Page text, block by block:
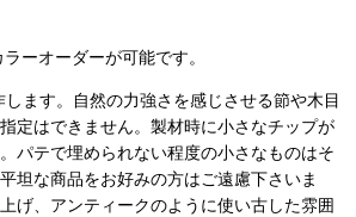
ーオーダーが可能です。
ます。自然の力強さを感じさせる節や木目
定はできません。製材時に小さなチップが
パテで埋められない程度の小さなものはそ
坦な商品をお好みの方はご遠慮下さいま
げ、アンティークのように使い古した雰囲